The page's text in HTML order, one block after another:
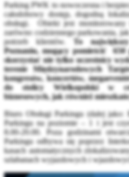
Parking PWK to nowoczesna i
całodobowy dostęp, dogodną
obsługi. Obiekt jest monitorowany
zarówno codziennego parkowania,
potrzeb klientów.
To
Poznaniu, mogący pomieścić
skorzystać nie tylko uczestnicy
terenie Międzynarodowych
kongresów, koncertów,
do stolicy Wielkopolski w
biznesowych, jak również
Biuro Obsługi Parkingu (dalej jako:
Parkingu na poziomie – 1 i jest
8.00-20.00. Poza godzinami
Parkingu odbywa się poprzez
kasach automatycznych
szlabanach wyjazdowych i